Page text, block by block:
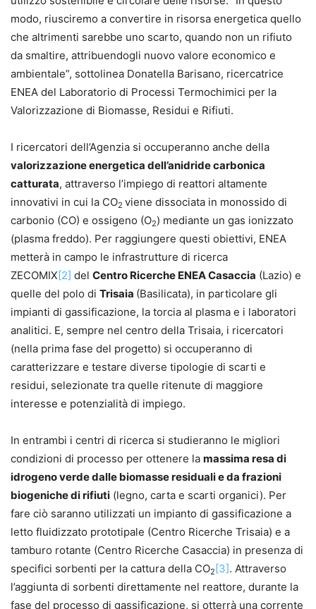
modo, riusciremo a convertire in risorsa energetica quello
che altrimenti sarebbe uno scarto, quando non un rifiuto
da smaltire, attribuendogli nuovo valore economico e
ambientale”, sottolinea Donatella Barisano, ricercatrice
ENEA del Laboratorio di Processi Termochimici per la
Valorizzazione di Biomasse, Residui e Rifiuti.
I ricercatori dell’Agenzia si occuperanno anche della
valorizzazione energetica dell’anidride carbonica
catturata, attraverso l’impiego di reattori altamente
innovativi in cui la CO2 viene dissociata in monossido di
carbonio (CO) e ossigeno (O2) mediante un gas ionizzato
(plasma freddo). Per raggiungere questi obiettivi, ENEA
metterà in campo le infrastrutture di ricerca
ZECOMIX[2] del Centro Ricerche ENEA Casaccia (Lazio) e
quelle del polo di Trisaia (Basilicata), in particolare gli
impianti di gassificazione, la torcia al plasma e i laboratori
analitici. E, sempre nel centro della Trisaia, i ricercatori
(nella prima fase del progetto) si occuperanno di
caratterizzare e testare diverse tipologie di scarti e
residui, selezionate tra quelle ritenute di maggiore
interesse e potenzialità di impiego.
In entrambi i centri di ricerca si studieranno le migliori
condizioni di processo per ottenere la massima resa di
idrogeno verde dalle biomasse residuali e da frazioni
biogeniche di rifiuti (legno, carta e scarti organici). Per
fare ciò saranno utilizzati un impianto di gassificazione a
letto fluidizzato prototipale (Centro Ricerche Trisaia) e a
tamburo rotante (Centro Ricerche Casaccia) in presenza di
specifici sorbenti per la cattura della CO2[3]. Attraverso
l’aggiunta di sorbenti direttamente nel reattore, durante la
fase del processo di gassificazione, si otterrà una corrente